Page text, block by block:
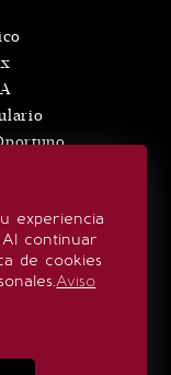
experiencia
continuar
de cookies
Aviso